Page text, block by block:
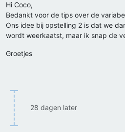
Hi Coco,
Bedankt voor de tips over de
Ons idee bij opstelling 2 is dat we
wordt weerkaatst, maar ik snap de
Groetjes
28 dagen later